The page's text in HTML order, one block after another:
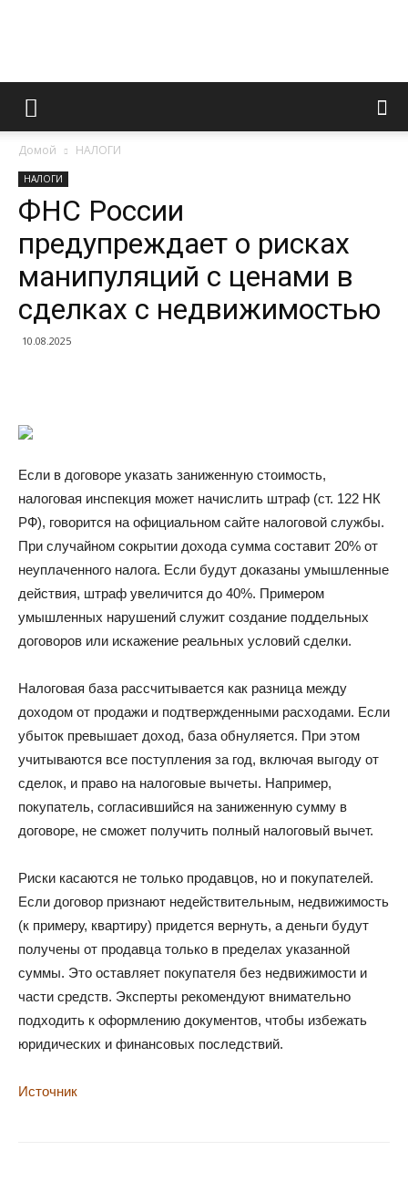
Информационно
портал
Домой НАЛОГИ
НАЛОГИ
ФНС России
предупреждает о рисках
манипуляций с ценами в
сделках с недвижимостью
10.08.2025
Если в договоре указать заниженную стоимость,
налоговая инспекция может начислить штраф (ст. 122 НК
РФ), говорится на официальном сайте налоговой службы.
При случайном сокрытии дохода сумма составит 20% от
неуплаченного налога. Если будут доказаны умышленные
действия, штраф увеличится до 40%. Примером
умышленных нарушений служит создание поддельных
договоров или искажение реальных условий сделки.
Налоговая база рассчитывается как разница между
доходом от продажи и подтвержденными расходами. Если
убыток превышает доход, база обнуляется. При этом
учитываются все поступления за год, включая выгоду от
сделок, и право на налоговые вычеты. Например,
покупатель, согласившийся на заниженную сумму в
договоре, не сможет получить полный налоговый вычет.
Риски касаются не только продавцов, но и покупателей.
Если договор признают недействительным, недвижимость
(к примеру, квартиру) придется вернуть, а деньги будут
получены от продавца только в пределах указанной
суммы. Это оставляет покупателя без недвижимости и
части средств. Эксперты рекомендуют внимательно
подходить к оформлению документов, чтобы избежать
юридических и финансовых последствий.
Источник